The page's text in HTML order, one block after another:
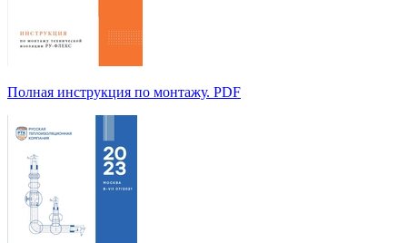
Полная инструкция по монтажу. PDF